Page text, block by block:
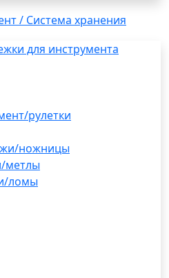
/ Система хранения
для инструмента
рулетки
ножницы
метлы
ломы